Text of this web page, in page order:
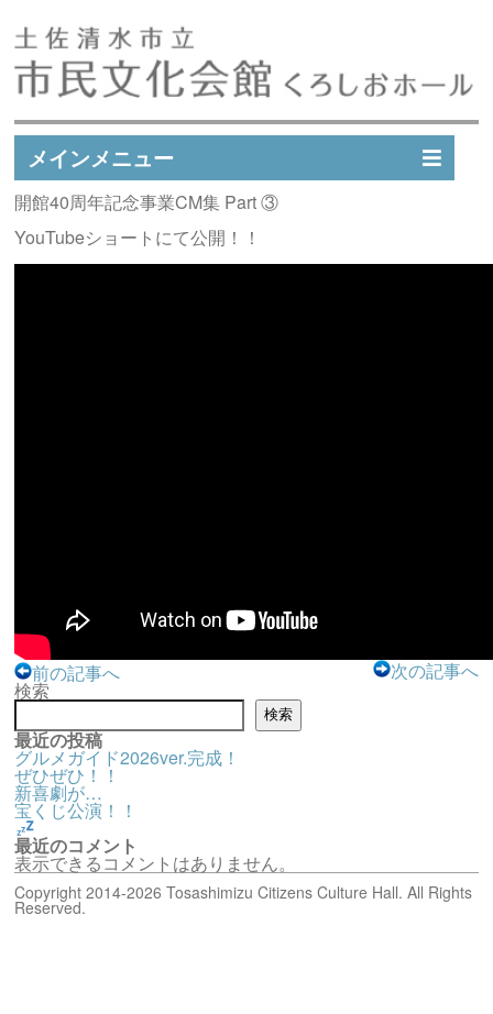
メインメニュー
イベントスケジュール
イベント実績
開館40周年記念事業CM集 Part ③
YouTubeショートにて公開！！
前の記事へ 次の記事へ
検索
検索
最近の投稿
グルメガイド2026ver.完成！
ぜひぜひ！！
新喜劇が…
宝くじ公演！！
最近のコメント
表示できるコメントはありません。
Copyright 2014-2026 Tosashimizu Citizens Culture Hall. All Rights
Reserved.